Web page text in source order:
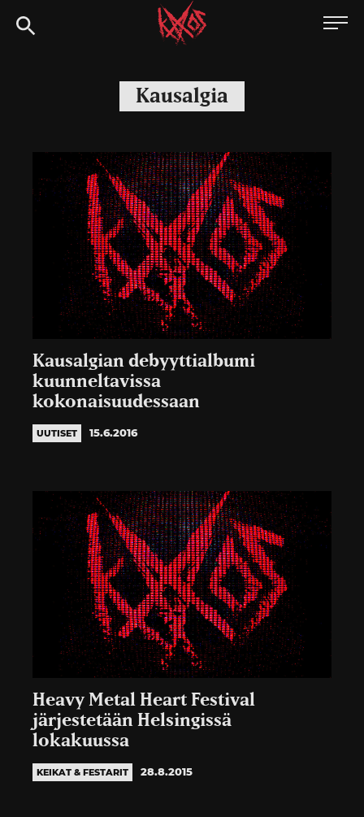
Siirry
suoraan
Kaaoszine
Kausalgia
Kausalgian debyyttialbumi
kuunneltavissa
kokonaisuudessaan
UUTISET 15.6.2016
Heavy Metal Heart Festival
järjestetään Helsingissä
lokakuussa
KEIKAT & FESTARIT 28.8.2015